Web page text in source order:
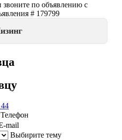
по объявлению с
# 179799
Телефон
mail
Выбирите тему